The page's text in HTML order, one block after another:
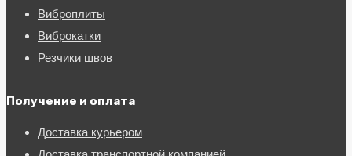
Виброплиты
Виброкатки
Резчики швов
Получение и оплата
Доставка курьером